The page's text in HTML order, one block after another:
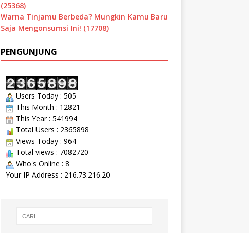
(25368)
Warna Tinjamu Berbeda? Mungkin Kamu Baru
Saja Mengonsumsi Ini! (17708)
PENGUNJUNG
Users Today : 505
This Month : 12821
This Year : 541994
Total Users : 2365898
Views Today : 964
Total views : 7082720
Who's Online : 8
Your IP Address : 216.73.216.20